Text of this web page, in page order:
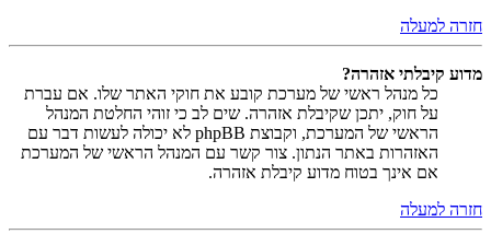
חזרה למעלה
מדוע קיבלתי אזהרה?
כל מנהל ראשי של מערכת קובע את חוקי האתר שלו. אם עברת
על חוק, יתכן שקיבלת אזהרה. שים לב כי זוהי החלטת המנהל
הראשי של המערכת, וקבוצת phpBB לא יכולה לעשות דבר עם
האזהרות באתר הנתון. צור קשר עם המנהל הראשי של המערכת
אם אינך בטוח מדוע קיבלת אזהרה.
חזרה למעלה